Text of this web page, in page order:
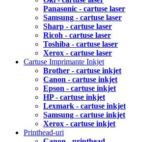
Panasonic - cartuse laser
Samsung - cartuse laser
Sharp - cartuse laser
Ricoh - cartuse laser
Toshiba - cartuse laser
Xerox - cartuse laser
Cartuse Imprimante Inkjet
Brother - cartuse inkjet
Canon - cartuse inkjet
Epson - cartuse inkjet
HP - cartuse inkjet
Lexmark - cartuse inkjet
Samsung - cartuse inkjet
Xerox - cartuse inkjet
Printhead-uri